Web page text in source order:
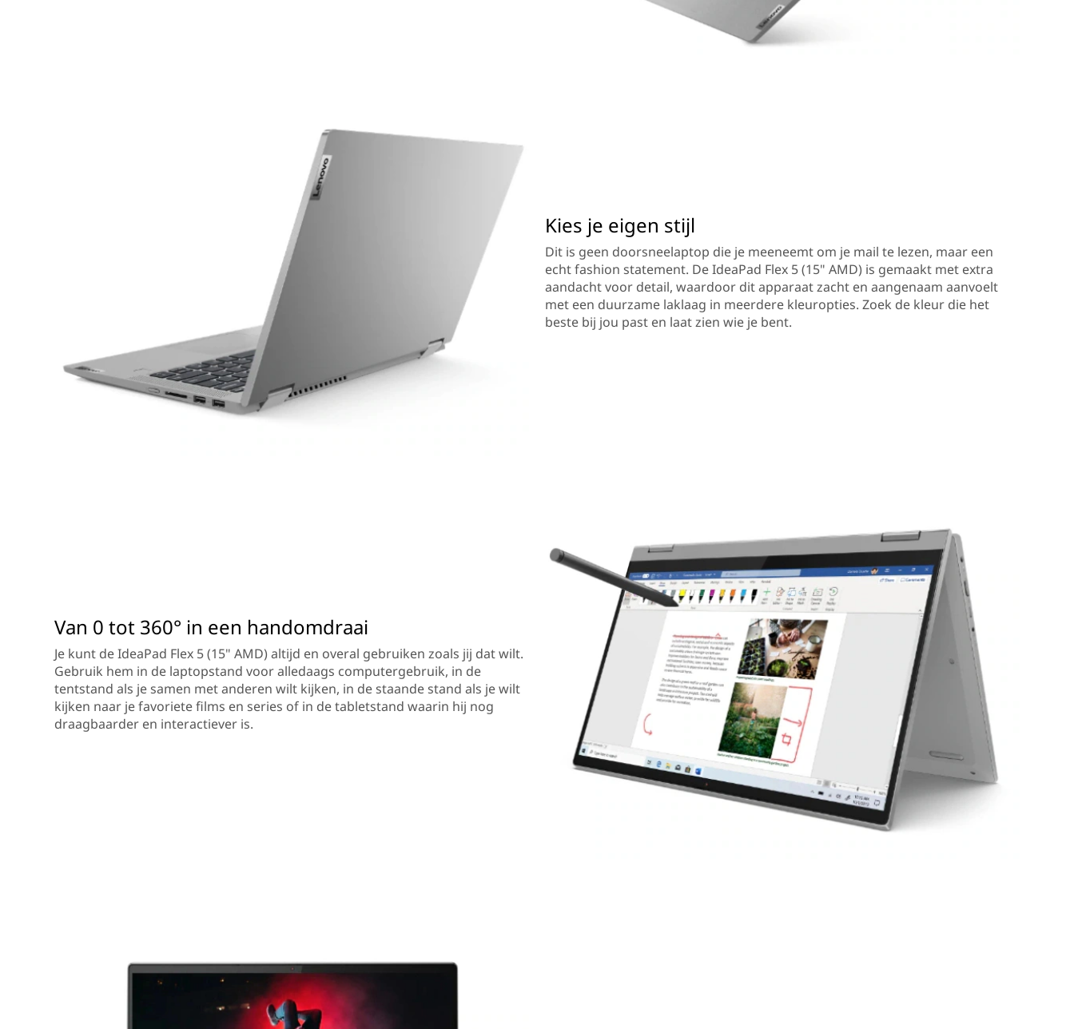
Kies je eigen stijl
Dit is geen doorsneelaptop die je meeneemt om je mail te lezen, maar een
echt fashion statement. De IdeaPad Flex 5 (15" AMD) is gemaakt met extra
aandacht voor detail, waardoor dit apparaat zacht en aangenaam aanvoelt
met een duurzame laklaag in meerdere kleuropties. Zoek de kleur die het
beste bij jou past en laat zien wie je bent.
Van 0 tot 360° in een handomdraai
Je kunt de IdeaPad Flex 5 (15" AMD) altijd en overal gebruiken zoals jij dat wilt.
Gebruik hem in de laptopstand voor alledaags computergebruik, in de
tentstand als je samen met anderen wilt kijken, in de staande stand als je wilt
kijken naar je favoriete films en series of in de tabletstand waarin hij nog
draagbaarder en interactiever is.